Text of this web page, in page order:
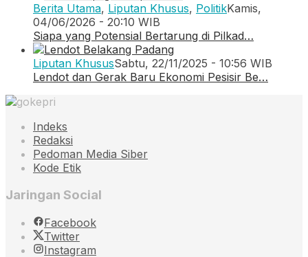
Berita Utama, Liputan Khusus, PolitikKamis,
04/06/2026 - 20:10 WIB
Siapa yang Potensial Bertarung di Pilkad…
Liputan KhususSabtu, 22/11/2025 - 10:56 WIB
Lendot dan Gerak Baru Ekonomi Pesisir Be…
Indeks
Redaksi
Pedoman Media Siber
Kode Etik
Jaringan Social
Facebook
Twitter
Instagram